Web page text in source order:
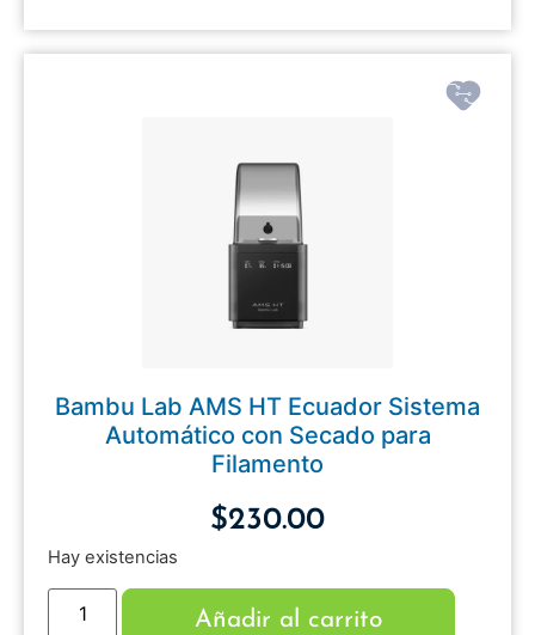
Bambu Lab AMS HT Ecuador Sistema
Automático con Secado para
Filamento
$230.00
Hay existencias
Añadir al carrito